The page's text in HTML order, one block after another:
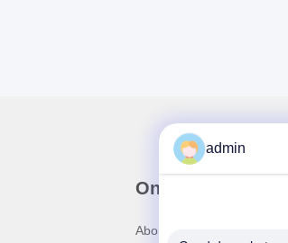
Onze Nieuwsbrief
Abonneer u op onze
admin